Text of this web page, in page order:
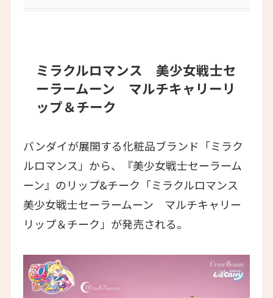
ミラクルロマンス 美少女戦士セ
ーラームーン マルチキャリーリ
ップ＆チーク
バンダイが展開する化粧品ブランド「ミラク
ルロマンス」から、『美少女戦士セーラーム
ーン』のリップ&チーク「ミラクルロマンス
美少女戦士セーラームーン マルチキャリー
リップ＆チーク」が発売される。